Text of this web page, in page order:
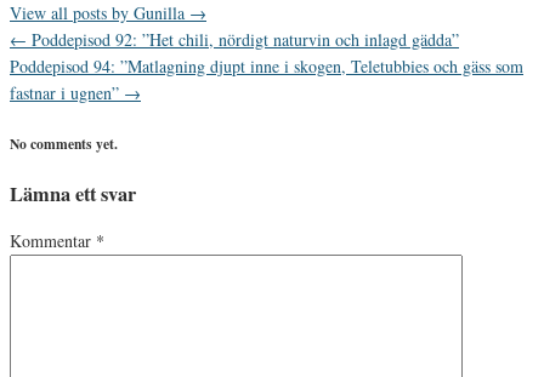
View all posts by Gunilla →
← Poddepisod 92: ”Het chili, nördigt naturvin och inlagd gädda”
Poddepisod 94: ”Matlagning djupt inne i skogen, Teletubbies och gäss som
fastnar i ugnen” →
No comments yet.
Lämna ett svar
Kommentar *